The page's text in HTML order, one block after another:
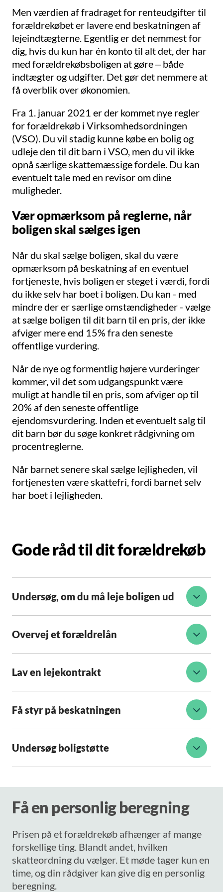
Men værdien af fradraget for renteudgifter til
forældrekøbet er lavere end beskatningen af
lejeindtægterne. Egentlig er det nemmest for
dig, hvis du kun har én konto til alt det, der har
med forældrekøbsboligen at gøre – både
indtægter og udgifter. Det gør det nemmere at
få overblik over økonomien.
Fra 1. januar 2021 er der kommet nye regler
for forældrekøb i Virksomhedsordningen
(VSO). Du vil stadig kunne købe en bolig og
udleje den til dit barn i VSO, men du vil ikke
opnå særlige skattemæssige fordele. Du kan
eventuelt tale med en revisor om dine
muligheder.
Vær opmærksom på reglerne, når
boligen skal sælges igen
Når du skal sælge boligen, skal du være
opmærksom på beskatning af en eventuel
fortjeneste, hvis boligen er steget i værdi, fordi
du ikke selv har boet i boligen. Du kan - med
mindre der er særlige omstændigheder - vælge
at sælge boligen til dit barn til en pris, der ikke
afviger mere end 15% fra den seneste
offentlige vurdering.
Når de nye og formentlig højere vurderinger
kommer, vil det som udgangspunkt være
muligt at handle til en pris, som afviger op til
20% af den seneste offentlige
ejendomsvurdering. Inden et eventuelt salg til
dit barn bør du søge konkret rådgivning om
procentreglerne.
Når barnet senere skal sælge lejligheden, vil
fortjenesten være skattefri, fordi barnet selv
har boet i lejligheden.
Gode råd til dit forældrekøb
Undersøg, om du må leje boligen ud
Overvej et forældrelån
Lav en lejekontrakt
Få styr på beskatningen
Undersøg boligstøtte
Få en personlig beregning
Prisen på et forældrekøb afhænger af mange
forskellige ting. Blandt andet, hvilken
skatteordning du vælger. Et møde tager kun en
time, og din rådgiver kan give dig en personlig
beregning.